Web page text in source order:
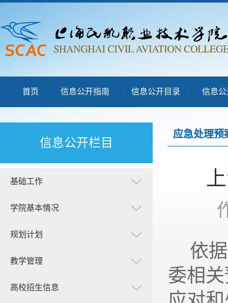
首页 信息公开指南 信息公开目录 信息
信息公开栏目
基础工作
学院基本情况
规划计划
教学管理
高校招生信息
应急处理预
依
委相